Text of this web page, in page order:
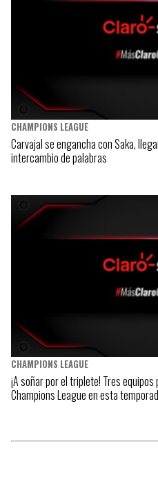
CHAMPIONS LEAGUE
Carvajal se engancha con Saka,
intercambio de palabras
CHAMPIONS LEAGUE
¡A soñar por el triplete! Tres
Champions League en esta